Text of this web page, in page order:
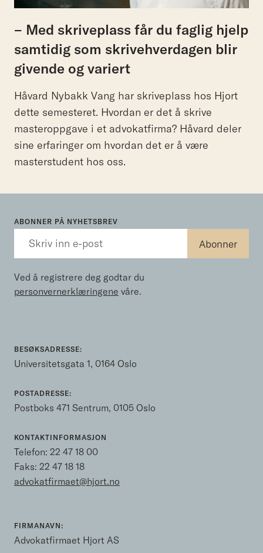
– Med skriveplass får du faglig hjelp
samtidig som skrivehverdagen blir
givende og variert
Håvard Nybakk Vang har skriveplass hos Hjort
dette semesteret. Hvordan er det å skrive
masteroppgave i et advokatfirma? Håvard deler
sine erfaringer om hvordan det er å være
masterstudent hos oss.
ABONNER PÅ NYHETSBREV
Ved å registrere deg godtar du
personvernerklæringene våre.
BESØKSADRESSE:
Universitetsgata 1, 0164 Oslo
POSTADRESSE:
Postboks 471 Sentrum, 0105 Oslo
KONTAKTINFORMASJON
Telefon: 22 47 18 00
Faks: 22 47 18 18
advokatfirmaet@hjort.no
FIRMANAVN:
Advokatfirmaet Hjort AS